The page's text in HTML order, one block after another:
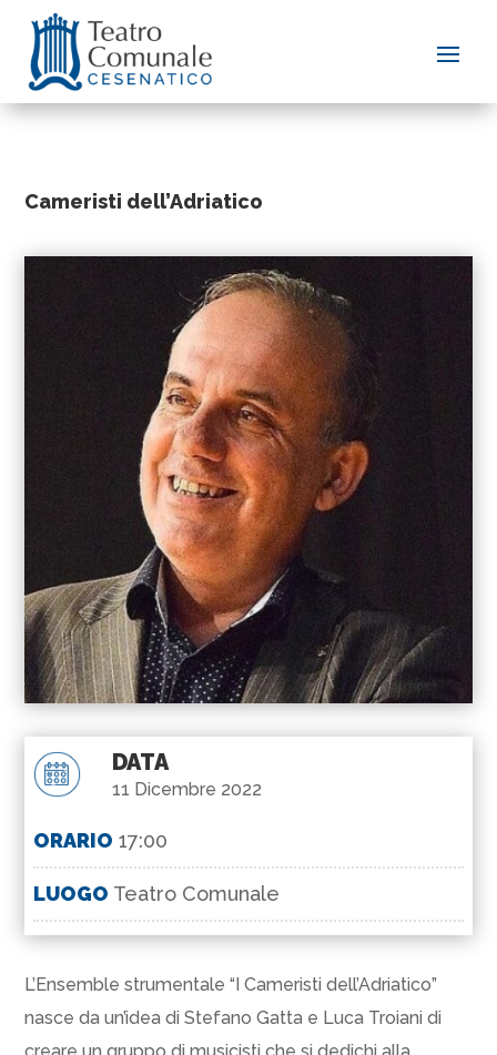
L’Ensemble strumentale “I Cameristi dell’Adriatico”
nasce da un’idea di Stefano Gatta e Luca Troiani di
creare un gruppo di musicisti che si dedichi alla
Cameristi dell’Adriatico
DATA
11 Dicembre 2022
ORARIO 17:00
LUOGO Teatro Comunale